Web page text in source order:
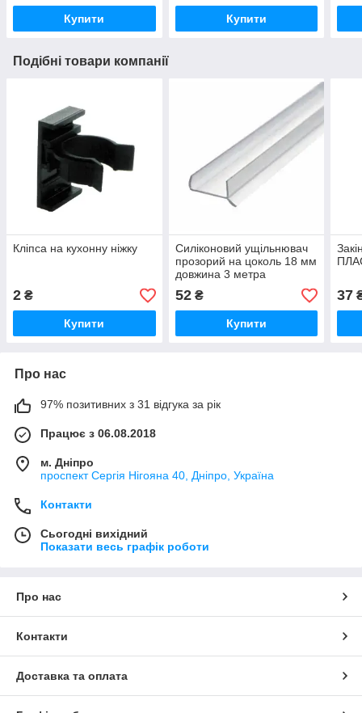
Купити Купити
Подібні товари компанії
Кліпса на кухонну ніжку
2 ₴
Купити
Силіконовий ущільнювач
прозорий на цоколь 18 мм
довжина 3 метра
52₴
Купити
37
Про нас
97% позитивних з 31 відгука за рік
Працює з 06.08.2018
м. Дніпро
проспект Сергія Нігояна 40, Дніпро, Україна
Контакти
Сьогодні вихідний
Показати весь графік роботи
Про нас
Контакти
Доставка та оплата